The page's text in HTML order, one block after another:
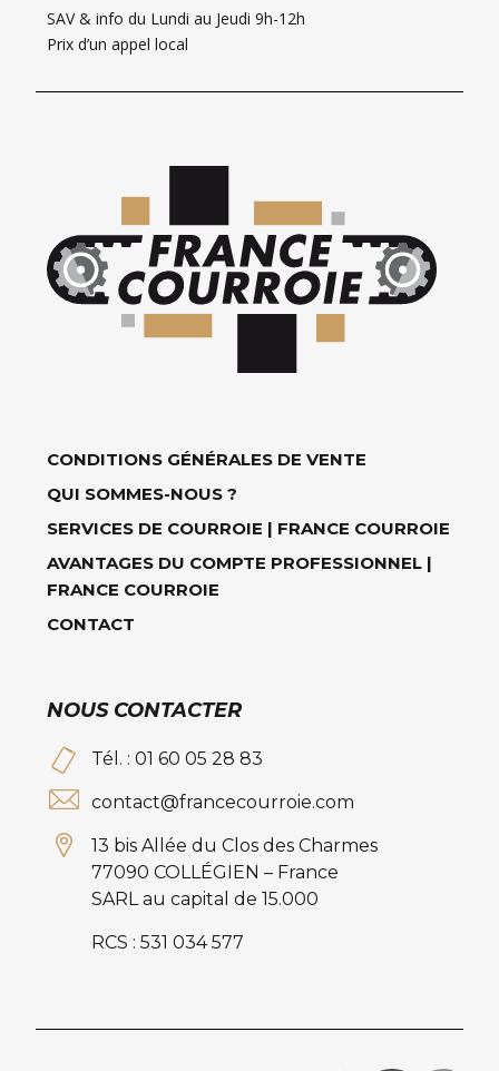
SAV & info du Lundi au Jeudi 9h-12h
Prix d’un appel local
CONDITIONS GÉNÉRALES DE VENTE
QUI SOMMES-NOUS ?
SERVICES DE COURROIE | FRANCE COURROIE
AVANTAGES DU COMPTE PROFESSIONNEL |
FRANCE COURROIE
CONTACT
NOUS CONTACTER
Tél. : 01 60 05 28 83
contact@francecourroie.com
13 bis Allée du Clos des Charmes
77090 COLLÉGIEN – France
SARL au capital de 15.000
RCS : 531 034 577